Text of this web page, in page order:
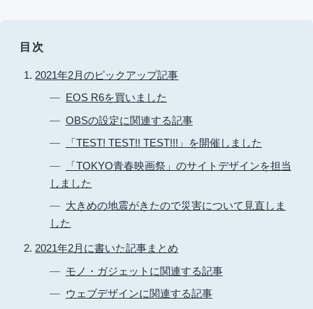
目次
2021年2月のピックアップ記事
EOS R6を買いました
OBSの設定に関連する記事
「TEST! TEST!! TEST!!!」を開催しました
「TOKYO青春映画祭」のサイトデザインを担当
しました
大きめの地震がきたので災害について見直しま
した
2021年2月に書いた記事まとめ
モノ・ガジェットに関連する記事
ウェブデザインに関連する記事